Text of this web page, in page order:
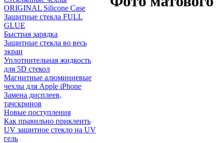
ORIGINAL Silicone Case
Защитные стекла FULL
GLUE
Быстрая зарядка
Защитные стекла во весь
экран
Уплотнительная жидкость
для 5D стекол
Магнитные алюминиевые
чехлы для Apple iPhone
Замена дисплеев,
тачскринов
Новые поступления
Как правильно приклеить
UV защитное стекло на UV
гель